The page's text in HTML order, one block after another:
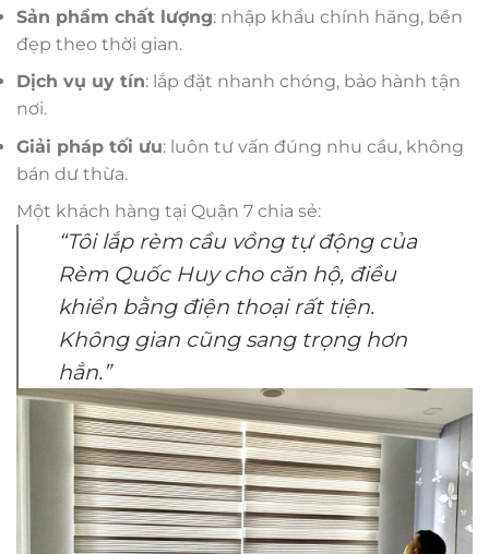
Sản phẩm chất lượng: nhập khẩu chính hãng, bền
đẹp theo thời gian.
Dịch vụ uy tín: lắp đặt nhanh chóng, bảo hành tận
nơi.
Giải pháp tối ưu: luôn tư vấn đúng nhu cầu, không
bán dư thừa.
Một khách hàng tại Quận 7 chia sẻ:
“Tôi lắp rèm cầu vồng tự động của
Rèm Quốc Huy cho căn hộ, điều
khiển bằng điện thoại rất tiện.
Không gian cũng sang trọng hơn
hẳn.”